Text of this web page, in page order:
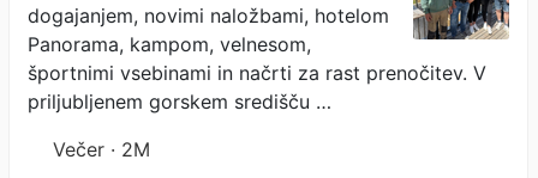
dogajanjem, novimi naložbami, hotelom
Panorama, kampom, velnesom,
športnimi vsebinami in načrti za rast prenočitev. V
priljubljenem gorskem središču …
Večer · 2M